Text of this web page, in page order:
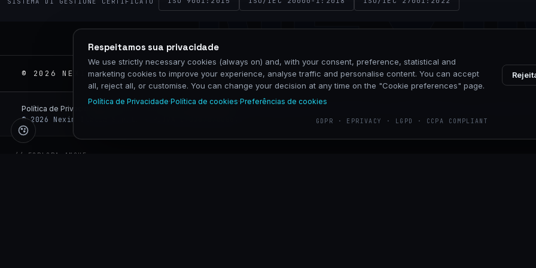
© 2026 NEXIM GLOBAL · P.IVA 02575760067 · VIA CALDERA 21, 20153 MILANO
Respeitamos sua privacidade
We use strictly necessary cookies (always on) and, with your consent, preference, statistical and
marketing cookies to improve your experience, analyse traffic and personalise content. You can accept
all, reject all, or customise. You can change your decision at any time on the "Cookie preferences" page.
Política de Privacidade·Política de cookies·Preferências de cookies
GDPR · EPRIVACY · LGPD · CCPA COMPLIANT
Política de Privacidade
© 2026 Nexim Italia S.r.l. · P.IVA IT02575760067
// ESPLORA ANCHE